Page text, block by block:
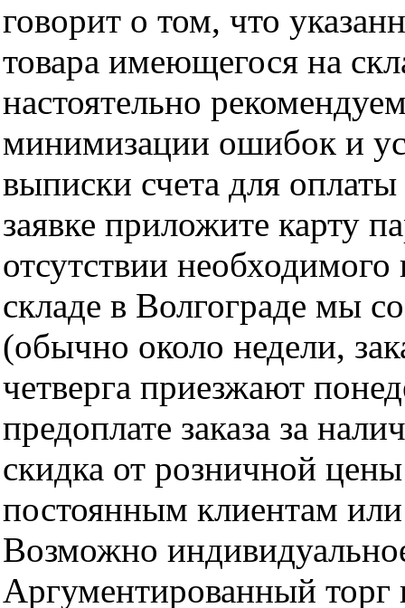
говорит о том, что
товара имеющегося на
настоятельно
минимизации ошибок и
выписки счета для
заявке приложите карту
отсутствии
складе в Волгограде мы
(обычно около недели,
четверга приезжают
предоплате заказа за
скидка от розничной
постоянным клиентам
Возможно
Аргументированный торг